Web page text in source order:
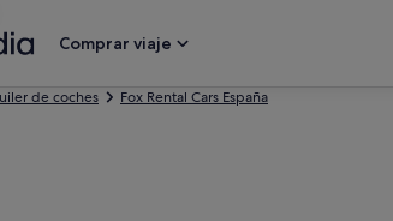
Comprar viaje
de coches Fox Rental Cars España